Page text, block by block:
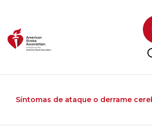
Síntomas de ataque o derrame